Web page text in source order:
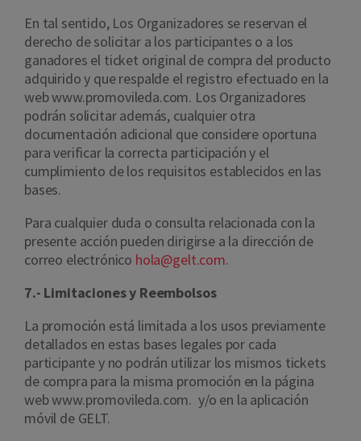
En tal sentido, Los Organizadores se reservan el
derecho de solicitar a los participantes o a los
ganadores el ticket original de compra del producto
adquirido y que respalde el registro efectuado en la
web www.promovileda.com. Los Organizadores
podrán solicitar además, cualquier otra
documentación adicional que considere oportuna
para verificar la correcta participación y el
cumplimiento de los requisitos establecidos en las
bases.
Para cualquier duda o consulta relacionada con la
presente acción pueden dirigirse a la dirección de
correo electrónico hola@gelt.com.
7.- Limitaciones y Reembolsos
La promoción está limitada a los usos previamente
detallados en estas bases legales por cada
participante y no podrán utilizar los mismos tickets
de compra para la misma promoción en la página
web www.promovileda.com. y/o en la aplicación
móvil de GELT.